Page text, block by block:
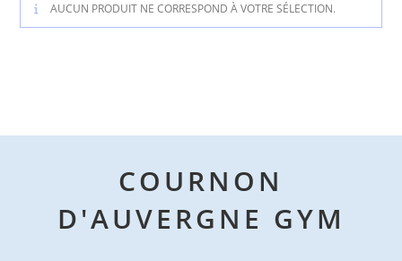
AUCUN PRODUIT NE CORRESPOND À VOTRE SÉLECTION.
COURNON
D'AUVERGNE GYM